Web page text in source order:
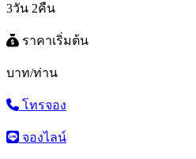
3วัน 2คืน
ราคาเริ่มต้น
บาท/ท่าน
โทรจอง
จองไลน์